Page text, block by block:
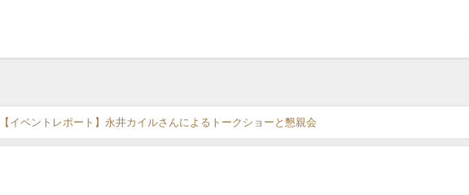
【イベントレポート】永井カイルさんによるトークショーと懇親会